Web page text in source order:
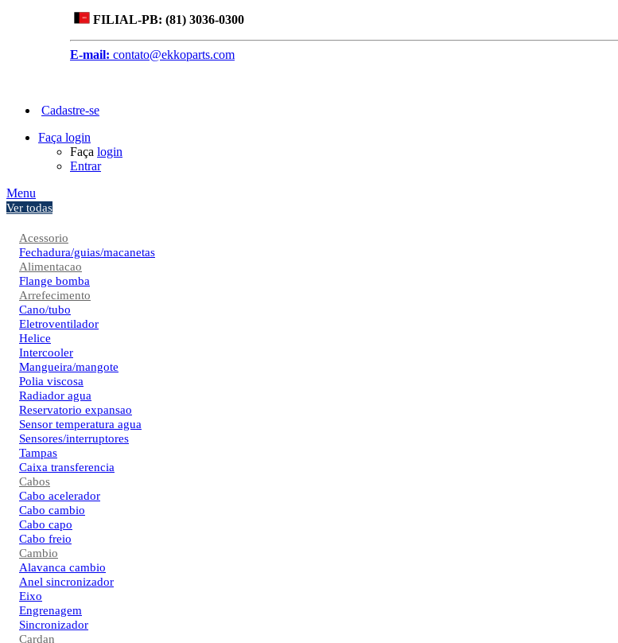
FILIAL-PB: (81) 3036-0300
E-mail: contato@ekkoparts.com
Cadastre-se
Faça login
Faça login
Entrar
Menu
Ver todas
Acessorio
Fechadura/guias/macanetas
Alimentacao
Flange bomba
Arrefecimento
Cano/tubo
Eletroventilador
Helice
Intercooler
Mangueira/mangote
Polia viscosa
Radiador agua
Reservatorio expansao
Sensor temperatura agua
Sensores/interruptores
Tampas
Caixa transferencia
Cabos
Cabo acelerador
Cabo cambio
Cabo capo
Cabo freio
Cambio
Alavanca cambio
Anel sincronizador
Eixo
Engrenagem
Sincronizador
Cardan